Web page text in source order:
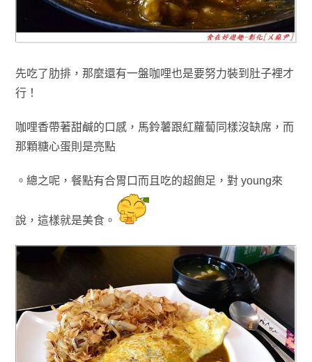
先吃了肋排，那麼還有一盤咖哩也是要努力裝到肚子裡才
行！
咖哩香帶著甜鹹的口感， 馬鈴薯跟紅蘿蔔同樣沒缺席，而
那顆糖心蛋則是亮點
。總之呢， 餐點有合胃口而且吃的超飽足 ，對 young來
說， 這樣就是美食。